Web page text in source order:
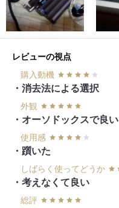
レビューの視点
購入動機
・消去法による選択
外観
・オーソドックスで良い
使用感
・躓いた
しばらく使ってどうか
・考えなくて良い
総評